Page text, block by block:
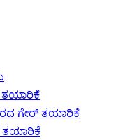
ಗೇರ್ ತಯಾರಿಕೆ